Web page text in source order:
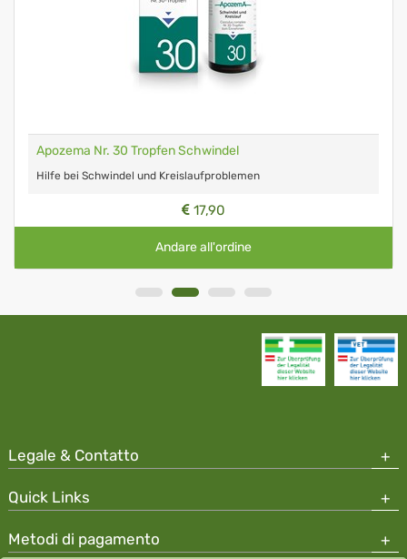
Apozema Nr. 30 Tropfen Schwindel
Hilfe bei Schwindel und Kreislaufproblemen
17,90
Andare all'ordine
Legale & Contatto
Quick Links
Metodi di pagamento